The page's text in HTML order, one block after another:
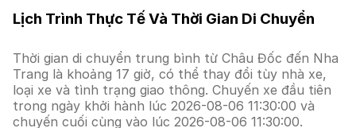
Lịch Trình Thực Tế Và Thời Gian Di Chuyển
Thời gian di chuyển trung bình từ Châu Đốc đến Nha
Trang là khoảng 17 giờ, có thể thay đổi tùy nhà xe,
loại xe và tình trạng giao thông. Chuyến xe đầu tiên
trong ngày khởi hành lúc 2026-08-06 11:30:00 và
chuyến cuối cùng vào lúc 2026-08-06 11:30:00.